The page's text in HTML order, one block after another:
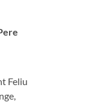
Feliu